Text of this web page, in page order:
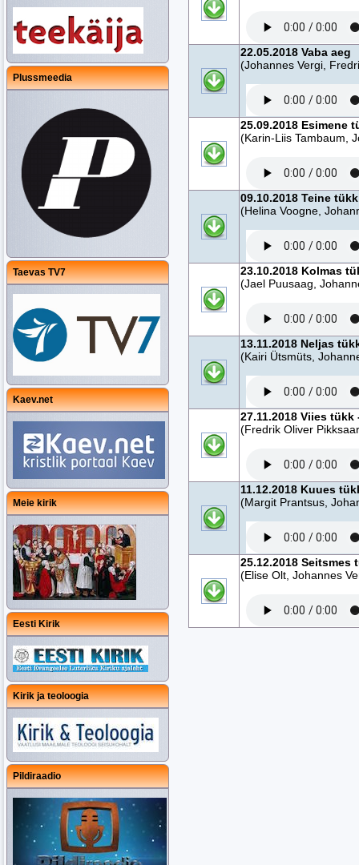
Plussmeedia
Taevas TV7
Kaev.net
Meie kirik
Eesti Kirik
Kirik ja teoloogia
Pildiraadio
22.05.2018 Vaba aeg
(Johannes Vergi,
25.09.2018 Esimene
(Karin-Liis Tambaum,
09.10.2018 Teine
(Helina Voogne,
23.10.2018 Kolmas
(Jael Puusaag,
13.11.2018 Neljas
(Kairi Ütsmüts,
27.11.2018 Viies
(Fredrik Oliver
11.12.2018 Kuues
(Margit Prantsus,
25.12.2018 Seitsmes
(Elise Olt, Johannes